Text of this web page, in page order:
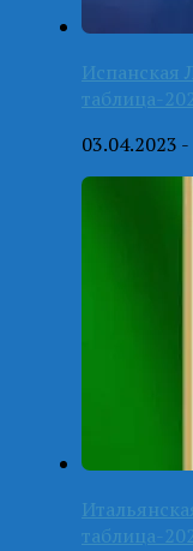
Испанская
таблица-
03.04.2023
таблица-